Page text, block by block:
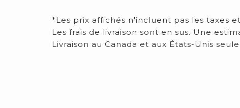
*Les prix affichés n'incluent pas les taxes
​Les frais de livraison sont en sus. Une
Livraison au Canada et aux États-Unis